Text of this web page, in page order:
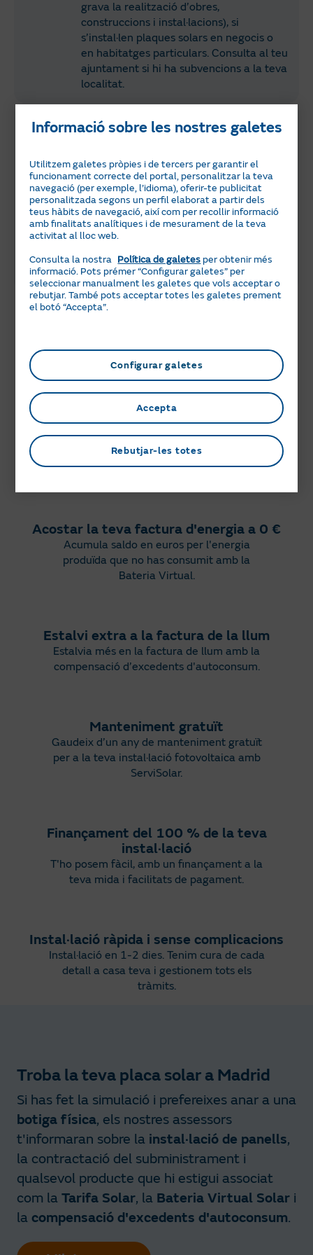
grava la realització d’obres,
construccions i instal·lacions), si
s’instal·len plaques solars en negocis o
en habitatges particulars. Consulta al teu
ajuntament si hi ha subvencions a la teva
localitat.
Fons europeus Next Generation per a
Galícia
rebut dues partides d'aquests fons: una
primera de 87.349.111,30 € i una
segona extra de 91.295.991 €, per a
llars i empreses a través de sis
programes o plans diferents. Per a
negocis, els descomptes van del 15% al
65%; i per a particulars, entre 150 € i
1.100 € per kWp.
Avantatges d'instal·lar plaques amb
Sempre al preu més baix
Quan les teves plaques no produeixin,
consumeix energia al millor preu amb la
Tarifa Solar.
Acostar la teva factura d'energia a 0 €
Acumula saldo en euros per l'energia
produïda que no has consumit amb la
Bateria Virtual.
Estalvi extra a la factura de la llum
Estalvia més en la factura de llum amb la
compensació d’excedents d'autoconsum.
Manteniment gratuït
Gaudeix d’un any de manteniment gratuït
per a la teva instal·lació fotovoltaica amb
ServiSolar.
Finançament del 100 % de la teva
instal·lació
T'ho posem fàcil, amb un finançament a la
teva mida i facilitats de pagament.
Instal·lació ràpida i sense complicacions
Instal·lació en 1-2 dies. Tenim cura de cada
detall a casa teva i gestionem tots els
tràmits.
Troba la teva placa solar a Madrid
Si has fet la simulació i prefereixes anar a una
botiga física, els nostres assessors
t'informaran sobre la instal·lació de panells,
la contractació del subministrament i
qualsevol producte que hi estigui associat
com la Tarifa Solar, la Bateria Virtual Solar i
la compensació d'excedents d'autoconsum.
Informació sobre les nostres galetes
Utilitzem galetes pròpies i de tercers per garantir el
funcionament correcte del portal, personalitzar la teva
navegació (per exemple, l’idioma), oferir-te publicitat
personalitzada segons un perfil elaborat a partir dels
teus hàbits de navegació, així com per recollir informació
amb finalitats analítiques i de mesurament de la teva
activitat al lloc web.
Consulta la nostra Política de galetes per obtenir més
informació. Pots prémer “Configurar galetes” per
seleccionar manualment les galetes que vols acceptar o
rebutjar. També pots acceptar totes les galetes prement
el botó “Accepta”.
Configurar galetes
Rebutjar-les totes
Accepta